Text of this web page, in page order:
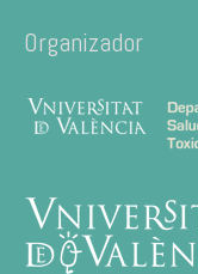
Organizador